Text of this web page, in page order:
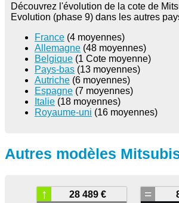
Découvrez l'évolution de la cote de
Evolution (phase 9) dans les autres
France (4 moyennes)
Allemagne (48 moyennes)
Belgique (1 Cote moyenne)
Pays-bas (13 moyennes)
Autriche (6 moyennes)
Espagne (7 moyennes)
Italie (18 moyennes)
Royaume-uni (16 moyennes)
Autres modèles
28 489 €
↑ =